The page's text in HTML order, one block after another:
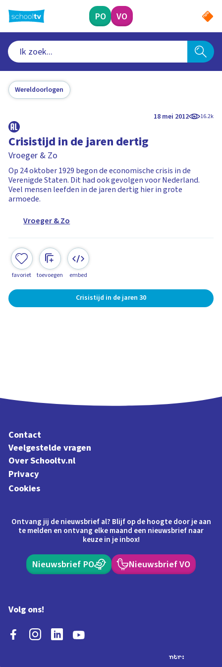
naar
hoofdinhoud
PO VO
Wereldoorlogen
18 mei 2012 16.2k
Crisistijd in de jaren dertig
Vroeger & Zo
Op 24 oktober 1929 begon de economische crisis in de
Verenigde Staten. Dit had ook gevolgen voor Nederland.
Veel mensen leefden in de jaren dertig hier in grote
armoede.
Vroeger & Zo
favoriet toevoegen embed
Crisistijd in de jaren 30
Contact
Veelgestelde vragen
Over Schooltv.nl
Privacy
Cookies
Ontvang jij de nieuwsbrief al? Blijf op de hoogte door je aan
te melden en ontvang elke maand een nieuwsbrief naar
keuze in je inbox!
Nieuwsbrief PO Nieuwsbrief VO
Volg ons!